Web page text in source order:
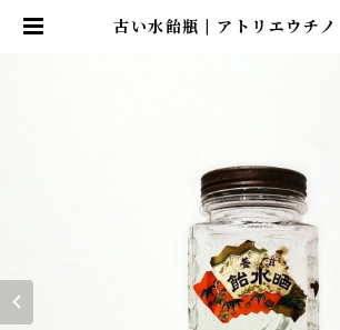
古い水飴瓶 | アトリエウチノ